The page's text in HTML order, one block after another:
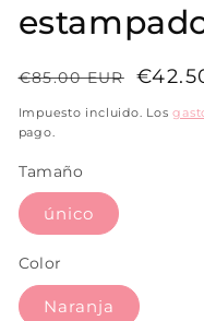
Precio
habitual
€85.00 EUR
Precio
de
venta
Impuesto incluido. Los
pago.
Tamaño
único
Color
Naranja